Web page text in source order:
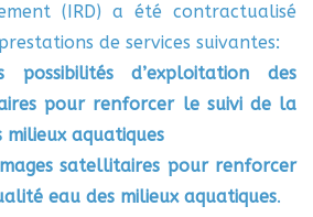
(IRD) a été contractualisé
de services suivantes:
possibilités d’exploitation des
pour renforcer le suivi de la
aquatiques
satellitaires pour renforcer
eau des milieux aquatiques.